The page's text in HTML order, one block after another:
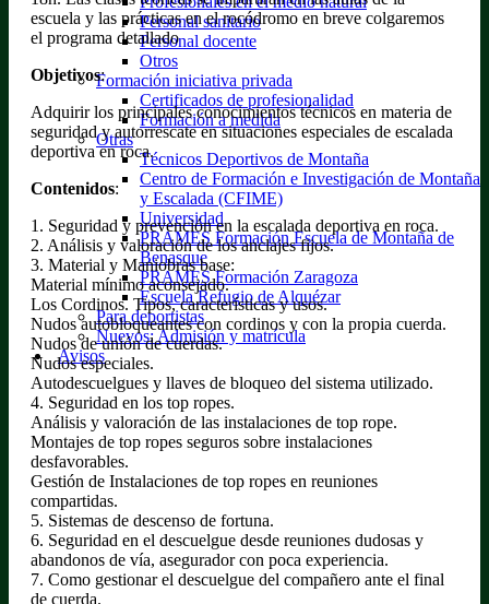
Personal sanitario
Personal docente
Otros
Formación iniciativa privada
Certificados de profesionalidad
Formación a medida
Otras
Técnicos Deportivos de Montaña
Centro de Formación e Investigación de Montaña
y Escalada (CFIME)
Universidad
PRAMES Formación Escuela de Montaña de
Benasque
PRAMES Formación Zaragoza
Escuela Refugio de Alquézar
Para deportistas
Nuevos: Admisión y matrícula
Avisos
escuela y las prácticas en el rocódromo en breve colgaremos
el programa detallado
Objetivos:
Adquirir los principales conocimientos técnicos en materia de
seguridad y autorrescate en situaciones especiales de escalada
deportiva en roca.
Contenidos:
1. Seguridad y prevención en la escalada deportiva en roca.
2. Análisis y valoración de los anclajes fijos.
3. Material y Maniobras base:
Material mínimo aconsejado.
Los Cordinos. Tipos, características y usos.
Nudos autobloqueantes con cordinos y con la propia cuerda.
Nudos de unión de cuerdas.
Nudos especiales.
Autodescuelgues y llaves de bloqueo del sistema utilizado.
4. Seguridad en los top ropes.
Análisis y valoración de las instalaciones de top rope.
Montajes de top ropes seguros sobre instalaciones
desfavorables.
Gestión de Instalaciones de top ropes en reuniones
compartidas.
5. Sistemas de descenso de fortuna.
6. Seguridad en el descuelgue desde reuniones dudosas y
abandonos de vía, asegurador con poca experiencia.
7. Como gestionar el descuelgue del compañero ante el final
de cuerda.